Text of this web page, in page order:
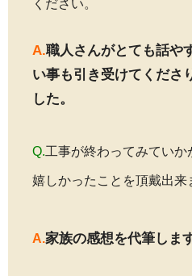
ください。
A.職人さんがとても話や
い事も引き受けてくださ
した。
Q.工事が終わってみていか
嬉しかったことを頂戴出来
A.家族の感想を代筆しま